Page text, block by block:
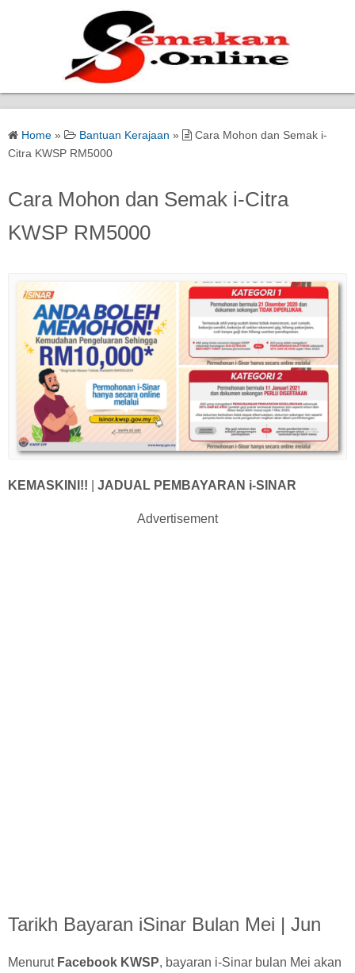
Home
Bantuan Kerajaan
Biasiswa
Pendidikan
Home » Bantuan Kerajaan »
Cara Mohon dan Semak i-
Citra KWSP RM5000
Cara Mohon dan Semak i-Citra
KWSP RM5000
KEMASKINI!! JADUAL PEMBAYARAN i-SINAR
Advertisement
Tarikh Bayaran iSinar Bulan Mei | Jun
Menurut Facebook KWSP, bayaran i-Sinar bulan Mei akan